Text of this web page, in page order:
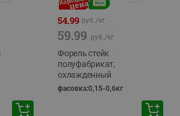
54.99 руб./кг
59.99 руб./кг
Форель стейк
полуфабрикат,
охлажденный
фасовка:0,15-0,6кг